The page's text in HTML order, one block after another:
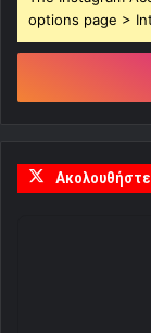
options page >